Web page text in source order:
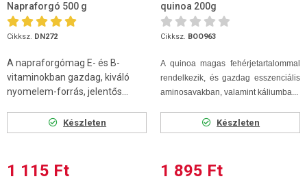
Napraforgó 500 g
Cikksz. DN272
A napraforgómag E- és B-
vitaminokban gazdag, kiváló
nyomelem-forrás, jelentős...
Készleten
1 115 Ft
quinoa 200g
Cikksz. BOO963
A quinoa magas fehérjetartalommal
rendelkezik, és gazdag esszenciális
aminosavakban, valamint káliumba...
Készleten
1 895 Ft